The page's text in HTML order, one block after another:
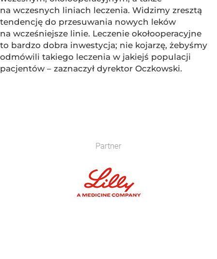
na wczesnych liniach leczenia. Widzimy zresztą
tendencję do przesuwania nowych leków
na wcześniejsze linie. Leczenie okołooperacyjne
to bardzo dobra inwestycja; nie kojarzę, żebyśmy
odmówili takiego leczenia w jakiejś populacji
pacjentów – zaznaczył dyrektor Oczkowski.
Partner